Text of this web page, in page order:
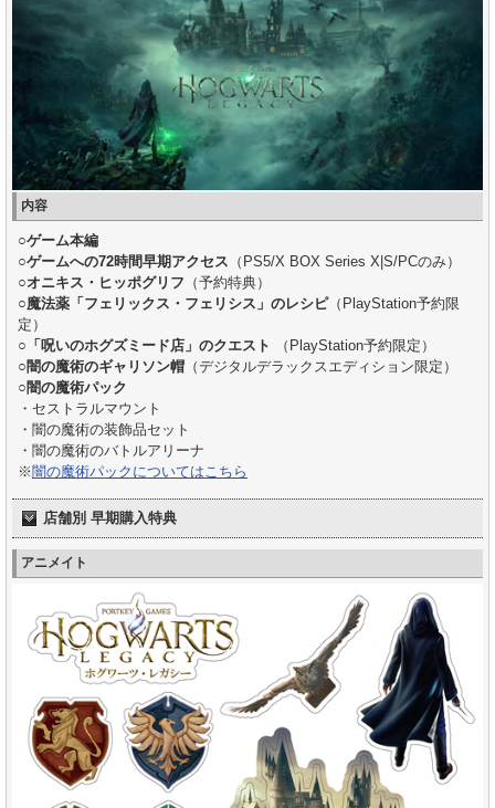
内容
○ゲーム本編
○ゲームへの72時間早期アクセス （PS5/X BOX Series X|S/PCのみ）
○オニキス・ヒッポグリフ （予約特典）
○魔法薬「フェリックス・フェリシス」のレシピ（PlayStation予約限
定）
○ 「呪いのホグズミード店」のクエスト
（PlayStation予約限定）
○ 闇の魔術のギャリソン帽 （デジタルデラックスエディション限定）
○ 闇の魔術パック
・セストラルマウント
・闇の魔術の装飾品セット
・闇の魔術のバトルアリーナ
※ 闇の魔術パックについてはこちら
店舗別 早期購入特典
アニメイト